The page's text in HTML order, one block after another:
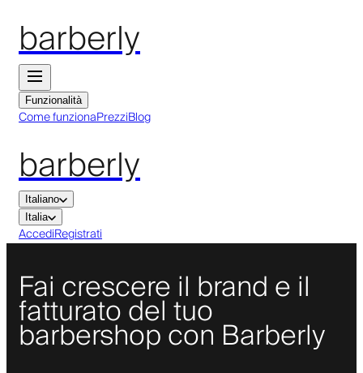
barberly
Funzionalità
Come funzionaPrezziBlog
barberly
Italiano
Italia
AccediRegistrati
Fai crescere il brand e il
fatturato del tuo
barbershop con Barberly